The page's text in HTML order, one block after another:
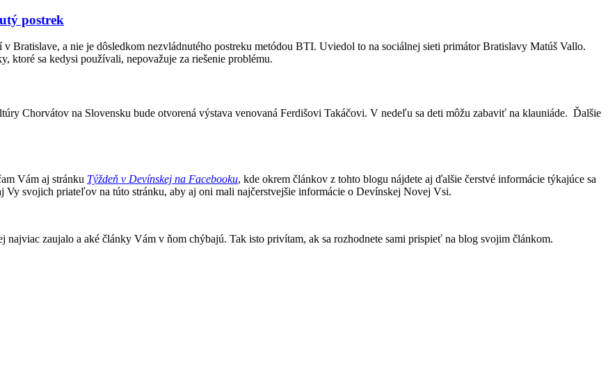
postrek
Bratislave, a nie je dôsledkom nezvládnutého postreku metódou BTI. Uviedol to na sociálnej sieti primátor Bratislavy Matúš Vallo.
ktoré sa kedysi používali, nepovažuje za riešenie problému.
Chorvátov na Slovensku bude otvorená výstava venovaná Ferdišovi Takáčovi. V nedeľu sa deti môžu zabaviť na klauniáde. Ďalšie
Vám aj stránku Týždeň v Devínskej na Facebooku, kde okrem článkov z tohto blogu nájdete aj ďalšie čerstvé informácie týkajúce sa
svojich priateľov na túto stránku, aby aj oni mali najčerstvejšie informácie o Devínskej Novej Vsi.
zaujalo a aké články Vám v ňom chýbajú. Tak isto privítam, ak sa rozhodnete sami prispieť na blog svojim článkom.